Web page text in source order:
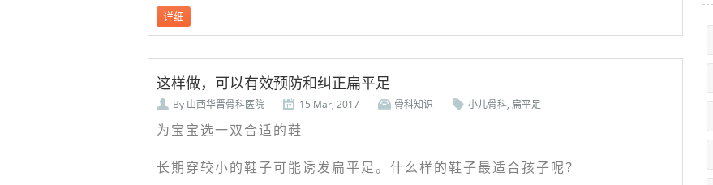
详细
这样做，可以有效预防和纠正扁平足
By 山西华晋骨科医院 15 Mar, 2017 骨科知识 小儿骨科, 扁平足
为宝宝选一双合适的鞋
长期穿较小的鞋子可能诱发扁平足。什么样的鞋子最适合孩子呢？